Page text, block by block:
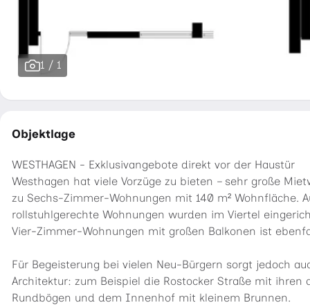
1 / 1
Objektlage
WESTHAGEN - Exklusivangebote direkt vor der Haustür
Westhagen hat viele Vorzüge zu bieten – sehr große
zu Sechs-Zimmer-Wohnungen mit 140 m² Wohnfläche.
rollstuhlgerechte Wohnungen wurden im Viertel
Vier-Zimmer-Wohnungen mit großen Balkonen ist
Für Begeisterung bei vielen Neu-Bürgern sorgt jedoch
Architektur: zum Beispiel die Rostocker Straße mit ihren
Rundbögen und dem Innenhof mit kleinem Brunnen.